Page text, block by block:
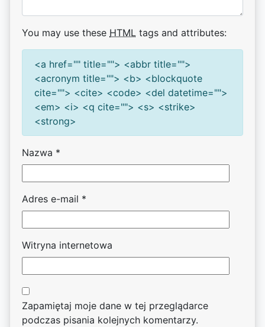
You may use these HTML tags and attributes:
<a href="" title=""> <abbr title="">
<acronym title=""> <b> <blockquote
cite=""> <cite> <code> <del datetime="">
<em> <i> <q cite=""> <s> <strike>
<strong>
Nazwa *
Adres e-mail *
Witryna internetowa
Zapamiętaj moje dane w tej przeglądarce
podczas pisania kolejnych komentarzy.